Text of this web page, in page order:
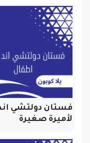
فستان دولتشي
لأميرة صغيرة